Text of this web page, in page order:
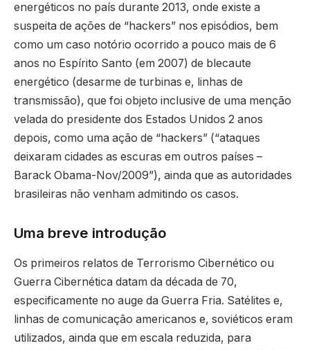
energéticos no país durante 2013, onde existe a
suspeita de ações de “hackers” nos episódios, bem
como um caso notório ocorrido a pouco mais de 6
anos no Espírito Santo (em 2007) de blecaute
energético (desarme de turbinas e, linhas de
transmissão), que foi objeto inclusive de uma menção
velada do presidente dos Estados Unidos 2 anos
depois, como uma ação de “hackers” (“ataques
deixaram cidades as escuras em outros países –
Barack Obama-Nov/2009”), ainda que as autoridades
brasileiras não venham admitindo os casos.
Uma breve introdução
Os primeiros relatos de Terrorismo Cibernético ou
Guerra Cibernética datam da década de 70,
especificamente no auge da Guerra Fria. Satélites e,
linhas de comunicação americanos e, soviéticos eram
utilizados, ainda que em escala reduzida, para